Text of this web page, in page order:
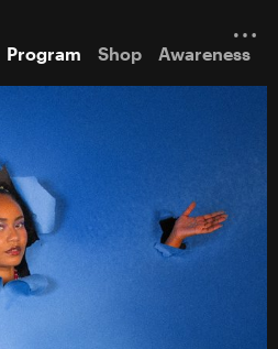
Program Shop Awareness